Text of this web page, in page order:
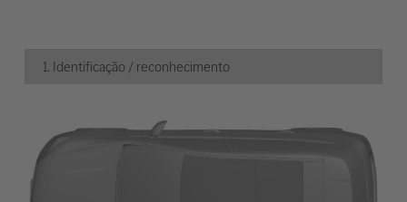
1. Identificação / reconhecimento